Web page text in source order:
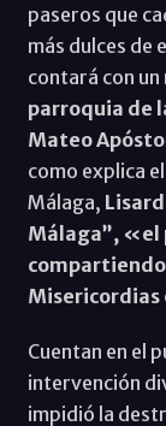
paseros que
más dulces de
contará con
parroquia de
Mateo
como explica
Málaga,
Málaga”, «el
compartiendo
Misericordias
Cuentan en el
intervención
impidió la